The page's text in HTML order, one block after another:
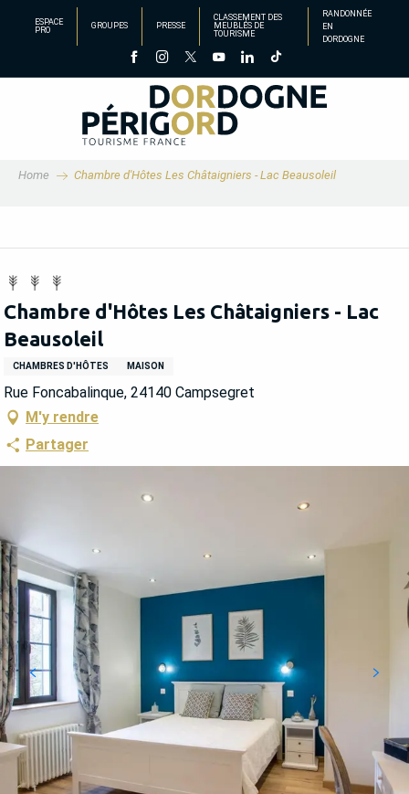
principal
ESPACE
PRO
GROUPES PRESSE
CLASSEMENT DES
MEUBLÉS DE
TOURISME
RANDONNÉE
EN
DORDOGNE
Home Chambre d'Hôtes Les Châtaigniers - Lac Beausoleil
Chambre d'Hôtes Les Châtaigniers - Lac
Beausoleil
CHAMBRES D'HÔTES MAISON
Rue Foncabalinque, 24140 Campsegret
M'y rendre
Partager